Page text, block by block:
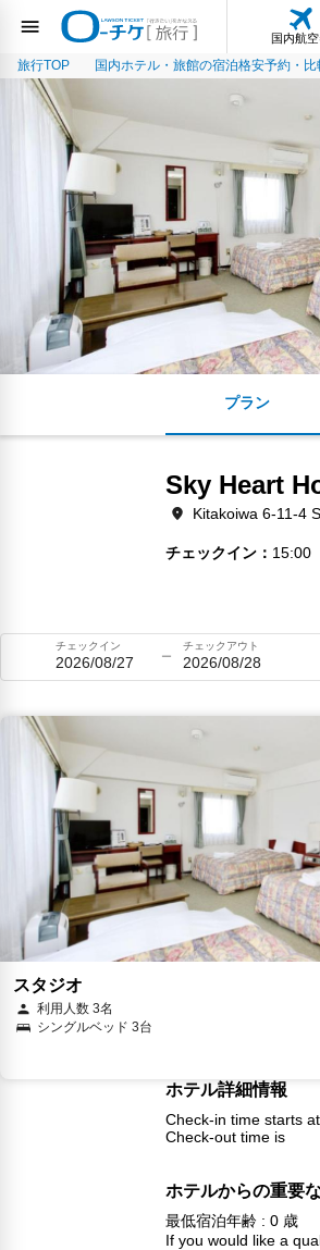
国内航
旅行TOP 国内ホテル・旅館の宿泊格安予約・比
プラン
Sky Heart
Kitakoiwa 6-11-4
チェックイン 15:00
チェックイン
2026/08/27
チェックアウト
2026/08/28
スタジオ
利用人数 3名
シングルベッド 3台
ホテル詳細情報
Check-in time starts at
Check-out time is
ホテルからの重要
最低宿泊年齢 : 0 歳
If you would like a